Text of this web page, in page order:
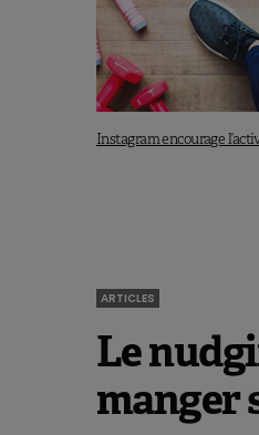
Instagram encourage
ARTICLES
Le
manger